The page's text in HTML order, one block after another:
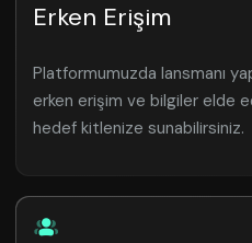
Erken Erişim
Platformumuzda lansmanı
erken erişim ve bilgiler elde
hedef kitlenize sunabilirsiniz.